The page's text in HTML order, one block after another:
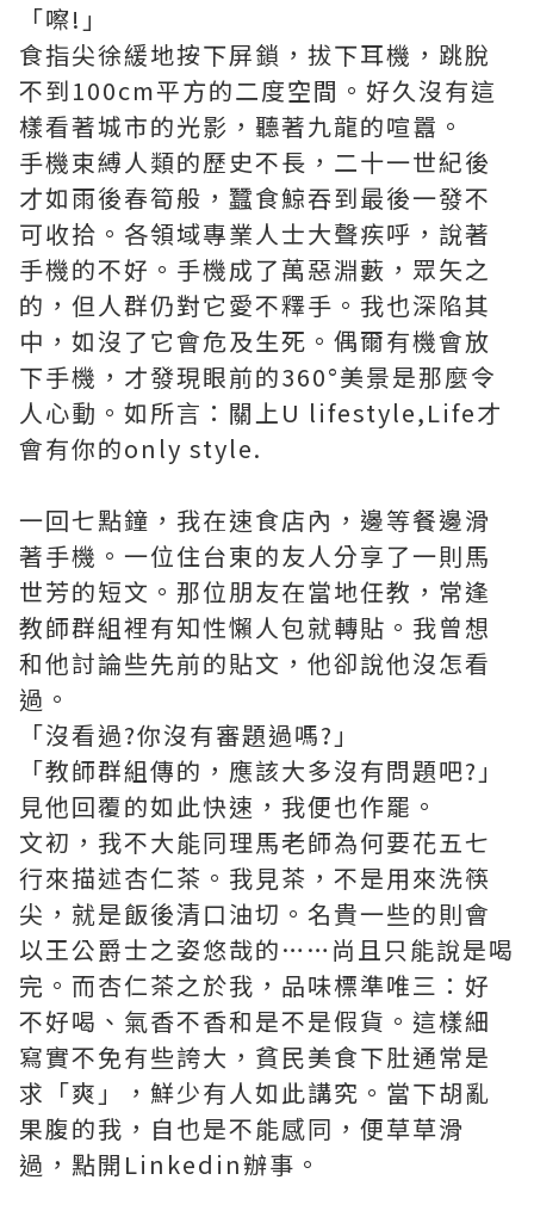
「嚓!」
食指尖徐緩地按下屏鎖，拔下耳機，跳脫
不到100cm平方的二度空間。好久沒有這
樣看著城市的光影，聽著九龍的喧囂。
手機束縛人類的歷史不長，二十一世紀後
才如雨後春筍般，蠶食鯨吞到最後一發不
可收拾。各領域專業人士大聲疾呼，說著
手機的不好。手機成了萬惡淵藪，眾矢之
的，但人群仍對它愛不釋手。我也深陷其
中，如沒了它會危及生死。偶爾有機會放
下手機，才發現眼前的360°美景是那麼令
人心動。如所言：關上U lifestyle,Life才
會有你的only style.
一回七點鐘，我在速食店內，邊等餐邊滑
著手機。一位住台東的友人分享了一則馬
世芳的短文。那位朋友在當地任教，常逢
教師群組裡有知性懶人包就轉貼。我曾想
和他討論些先前的貼文，他卻說他沒怎看
過。
「沒看過?你沒有審題過嗎?」
「教師群組傳的，應該大多沒有問題吧?」
見他回覆的如此快速，我便也作罷。
文初，我不大能同理馬老師為何要花五七
行來描述杏仁茶。我見茶，不是用來洗筷
尖，就是飯後清口油切。名貴一些的則會
以王公爵士之姿悠哉的……尚且只能說是喝
完。而杏仁茶之於我，品味標準唯三：好
不好喝、氣香不香和是不是假貨。這樣細
寫實不免有些誇大，貧民美食下肚通常是
求「爽」，鮮少有人如此講究。當下胡亂
果腹的我，自也是不能感同，便草草滑
過，點開Linkedin辦事。